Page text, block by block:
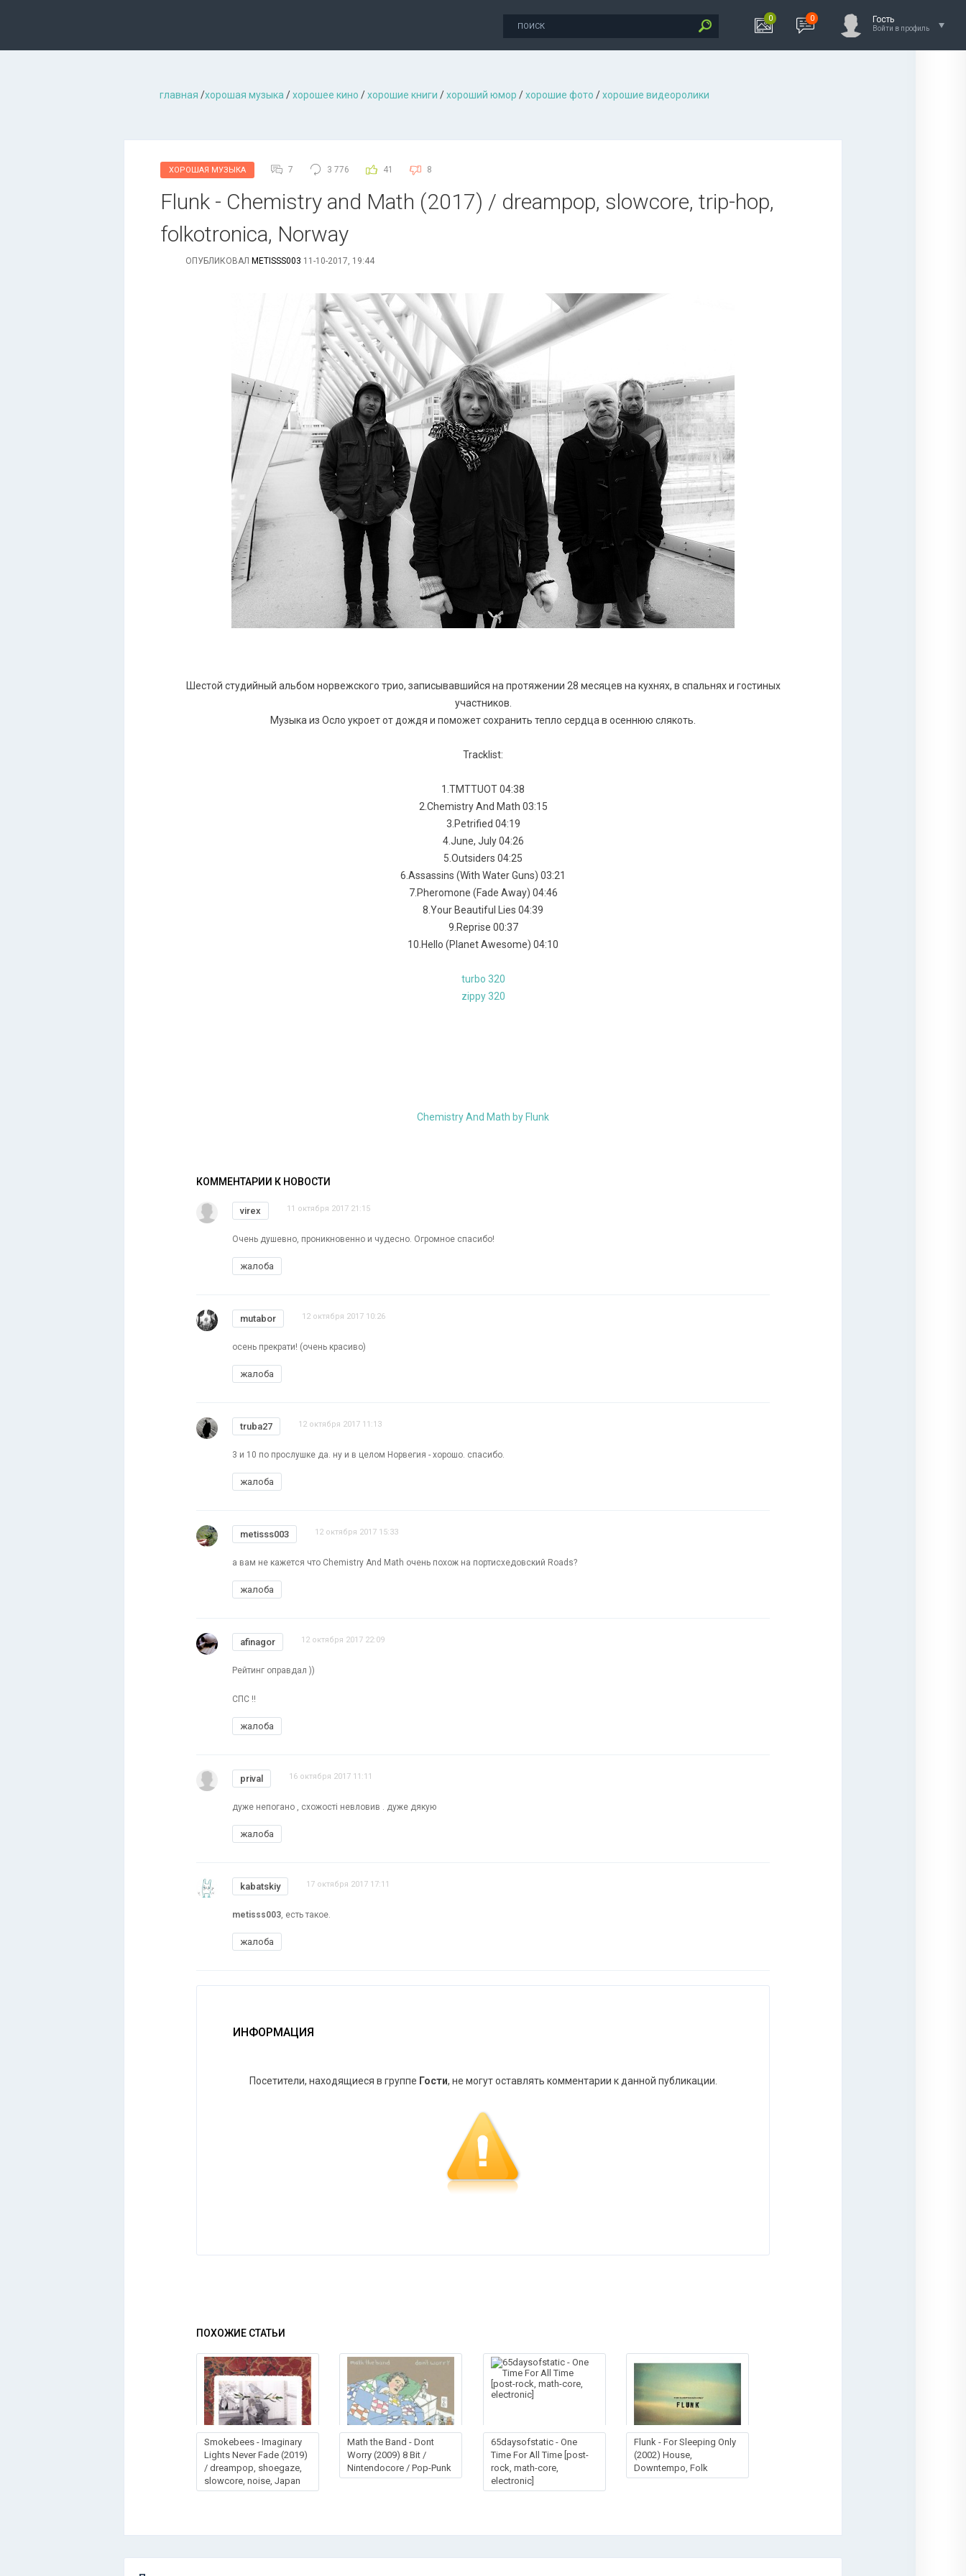
0 0 Гость
Войти в профиль
главная /хорошая музыкa /хорошее кино /хорошие книги /хороший юмор /хорошие фото /хорошие видеоролики
ХОРОШАЯ МУЗЫКА 7 3 776 41 8
Flunk - Chemistry and Math (2017) / dreampop, slowcore, trip-hop,
folkotronica, Norway
ОПУБЛИКОВАЛ METISSS003 11-10-2017, 19:44
Шестой студийный альбом норвежского трио, записывавшийся на протяжении 28 месяцев на кухнях, в спальнях и гостиных
участников.
Музыка из Осло укроет от дождя и поможет сохранить тепло сердца в осеннюю слякоть.
Tracklist:
1.TMTTUOT 04:38
2.Chemistry And Math 03:15
3.Petrified 04:19
4.June, July 04:26
5.Outsiders 04:25
6.Assassins (With Water Guns) 03:21
7.Pheromone (Fade Away) 04:46
8.Your Beautiful Lies 04:39
9.Reprise 00:37
10.Hello (Planet Awesome) 04:10
turbo 320
zippy 320
Chemistry And Math by Flunk
КОММЕНТАРИИ К НОВОСТИ
virex 11 октября 2017 21:15
Очень душевно, проникновенно и чудесно. Огромное спасибо!
жалоба
mutabor 12 октября 2017 10:26
осень прекрати! (очень красиво)
жалоба
truba27 12 октября 2017 11:13
3 и 10 по прослушке да. ну и в целом Норвегия - хорошо. спасибо.
жалоба
metisss003 12 октября 2017 15:33
а вам не кажется что Chemistry And Math очень похож на портисхедовский Roads?
жалоба
afinagor 12 октября 2017 22:09
Рейтинг оправдал ))
СПС !!
жалоба
prival 16 октября 2017 11:11
дуже непогано , схожості невловив . дуже дякую
жалоба
kabatskiy 17 октября 2017 17:11
metisss003, есть такое.
жалоба
ИНФОРМАЦИЯ
Посетители, находящиеся в группе Гости, не могут оставлять комментарии к данной публикации.
ПОХОЖИЕ СТАТЬИ
Smоkеbееs - Imаginаrу
Lights Nеvеr Fаdе (2019)
/ dreampop, shoegaze,
slowcore, noise, Japan
Math the Band - Dont
Worry (2009) 8 Bit /
Nintendocore / Pop-Punk
65daysofstatic - One
Time For All Time [post-
rock, math-core,
electronic]
Flunk - For Sleeping Only
(2002) House,
Downtempo, Folk